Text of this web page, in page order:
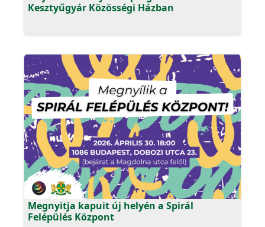
Kesztyűgyár Közösségi Házban
Megnyitja kapuit új helyén a Spirál
Felépülés Központ